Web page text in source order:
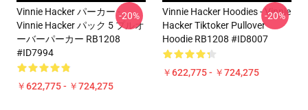
Vinnie Hacker パーカー -
Vinnie Hacker パック 5 プルオ
ーバーパーカー RB1208
#ID7994
￥622,775 - ￥724,275
-20%
Vinnie Hacker Hoodies - Vinnie
Hacker Tiktoker Pullover
Hoodie RB1208 #ID8007
￥622,775 - ￥724,275
-20%